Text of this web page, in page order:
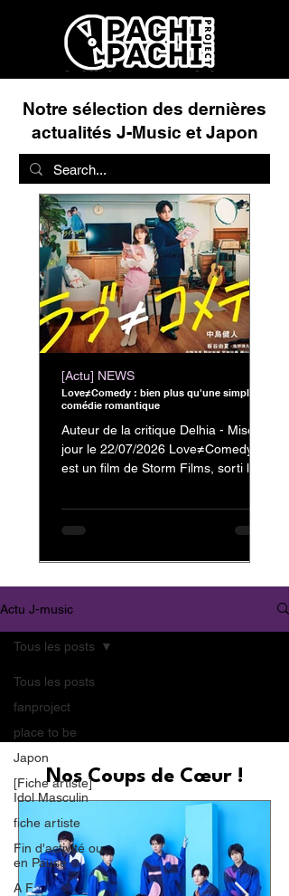
Notre sélection des dernières
actualités J-Music et Japon
Love≠Comedy : bien plus qu'une simple
comédie romantique
Auteur de la critique Delhia - Mise à
jour le 22/07/2026 Love≠Comedy
est un film de Storm Films, sorti le 3
dans le rôle de Kanzaki Reiji et
Nagahama Neru dans celui de
de Nakajima Kento, on ne pouvait
Love≠Comedy qui m'ont donné
envie de vous partager mon avis.
[Actu] NEWS
Actu J-music
Tous les posts
fanproject
place to be
Japon
[Fiche artiste]
Idol Masculin
fiche artiste
Fin d'activité ou
en Pause
A F
Tous les posts
Nos Coups de Cœur !